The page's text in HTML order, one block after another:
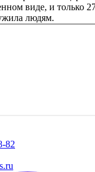
виде, и только
людям.
82